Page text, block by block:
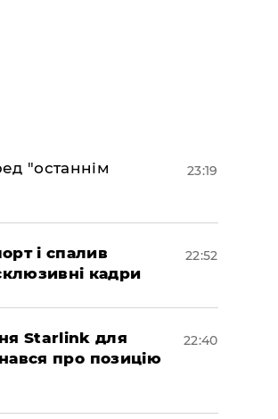
"останнім
23:19
і спалив
кадри
22:52
Starlink для
про позицію
22:40